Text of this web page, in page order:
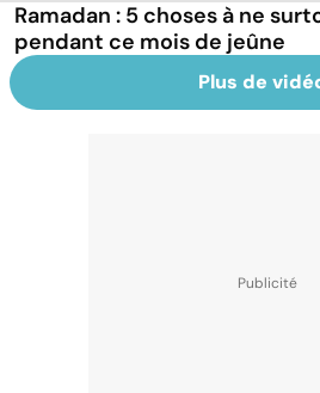
Ramadan : 5 choses à ne
pendant ce mois de jeûne
Plus de